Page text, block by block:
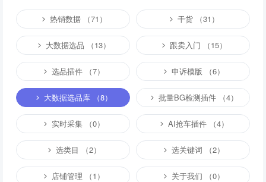
热销数据 （71） 干货 （31）
大数据选品 （13） 跟卖入门 （15）
选品插件 （7） 申诉模版 （6）
大数据选品库 （8） 批量BG检测插件 （4）
实时采集 （0） AI抢车插件 （4）
选类目 （2） 选关键词 （2）
店铺管理 （1） 关于我们 （0）